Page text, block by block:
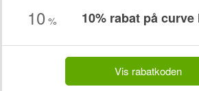
10 % 10% rabat på
Vis rabatkoden